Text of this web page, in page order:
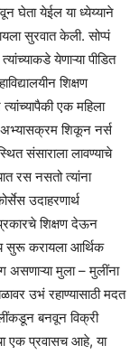
घेता येईल या ध्येय्याने
सुरवात केली. सोप्पं
येणाऱ्या पीडित
शिक्षण
एक महिला
अभ्यासक्रम शिकून नर्स
संसाराला लावण्याचे
रस नसतो त्यांना
उदाहरणार्थ
शिक्षण देऊन
सुरू करायला आर्थिक
असणाऱ्या मुला – मुलींना
उभं रहाण्यासाठी मदत
बनवून विक्री
एक प्रवासच आहे, या